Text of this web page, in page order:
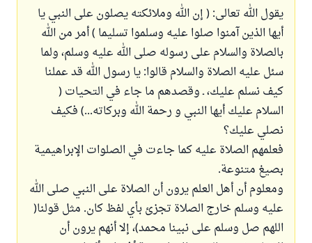
يقول الله تعالى: ( إن الله وملائكته يصلون على النبي يا
أيها الذين آمنوا صلوا عليه وسلموا تسليما ) أمر من الله
بالصلاة والسلام على رسوله صلى الله عليه وسلم، ولما
سئل عليه الصلاة والسلام قالوا: يا رسول الله قد عملنا
كيف نسلم عليك، ـ وقصدهم ما جاء في التحيات (
السلام عليك أيها النبي و رحمة الله وبركاته...) فكيف
نصلي عليك؟
فعلمهم الصلاة عليه كما جاءت في الصلوات الإبراهيمية
بصيغ متنوعة.
ومعلوم أن أهل العلم يرون أن الصلاة على النبي صلى الله
عليه وسلم خارج الصلاة تجزئ بأي لفظ كان. مثل قولنا(
اللهم صل وسلم على نبينا محمد)، إلا أنهم يرون أن